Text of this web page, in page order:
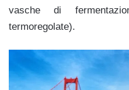
vasche di
termoregolate).